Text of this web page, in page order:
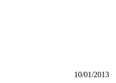
10/01/2013